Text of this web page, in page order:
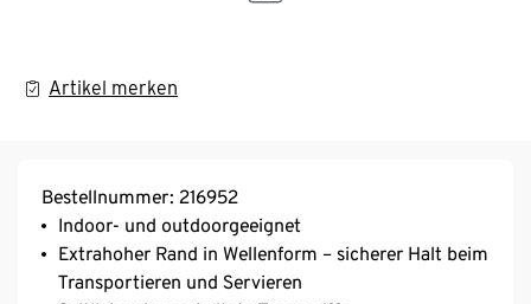
Artikel merken
Bestellnummer: 216952
Indoor- und outdoorgeeignet
Extrahoher Rand in Wellenform – sicherer Halt beim
Transportieren und Servieren